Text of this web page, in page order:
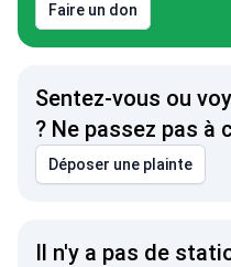
Faire un don
Sentez-vous ou
? Ne passez pas à
Déposer une plainte
Il n'y a pas de